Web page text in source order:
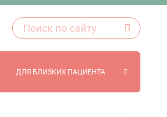
ДЛЯ БЛИЗКИХ ПАЦИЕНТА